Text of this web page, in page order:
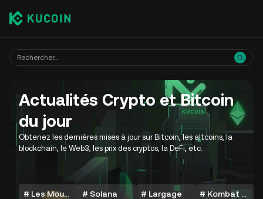
Actualités Crypto et Bitcoin
du jour
Obtenez les dernières mises à jour sur Bitcoin, les altcoins, la
blockchain, le Web3, les prix des cryptos, la DeFi, etc.
# Les Mouvements Quotidiens de Crypto # Solana # Largage # Kombat Hamster